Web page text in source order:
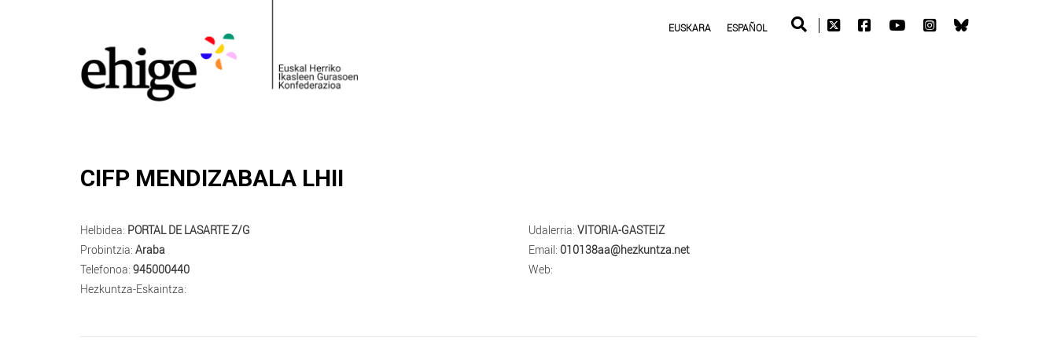
EUSKARA ESPAÑOL
CIFP MENDIZABALA LHII
Helbidea: PORTAL DE LASARTE Z/G Udalerria: VITORIA-GASTEIZ
Probintzia: Araba Email: 010138aa@hezkuntza.net
Telefonoa: 945000440
Web:
Hezkuntza-Eskaintza: